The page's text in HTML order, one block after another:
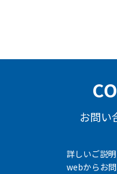
お問い
詳しいご説
webからお